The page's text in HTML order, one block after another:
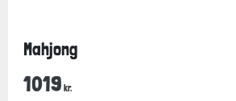
Mahjong
1019 kr.